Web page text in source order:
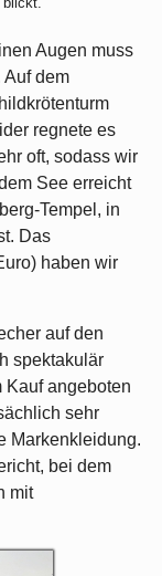
Augen muss
dem
regnete es
oft, sodass wir
See erreicht
Tempel, in
Das
haben wir
auf den
spektakulär
Kauf angeboten
sehr
Markenkleidung.
bei dem
mit